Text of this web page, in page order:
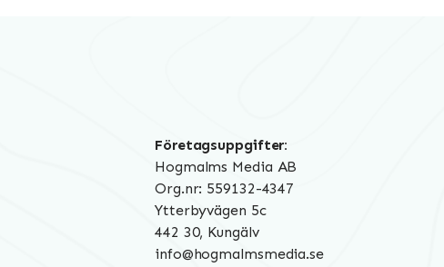
Företagsuppgifter:
Hogmalms Media AB
Org.nr: 559132-4347
Ytterbyvägen 5c
442 30, Kungälv
info@hogmalmsmedia.se